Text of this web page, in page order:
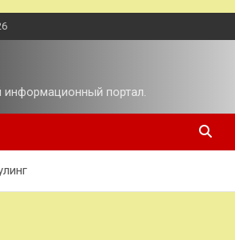
информационный портал.